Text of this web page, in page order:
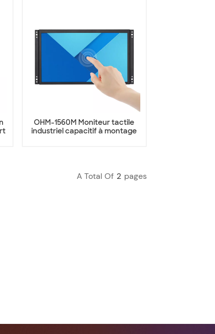
OHM-1560M Moniteur tactile
industriel capacitif à montage
A Total Of 2 Pages